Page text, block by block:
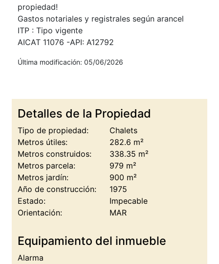
propiedad!
Gastos notariales y registrales según arancel
ITP : Tipo vigente
AICAT 11076 -API: A12792
Última modificación: 05/06/2026
Detalles de la Propiedad
Tipo de propiedad:
Chalets
Metros útiles:
282.6 m²
Metros construidos:
338.35 m²
Metros parcela:
979 m²
Metros jardín:
900 m²
Año de construcción:
1975
Estado:
Impecable
Orientación:
MAR
Equipamiento del inmueble
Alarma